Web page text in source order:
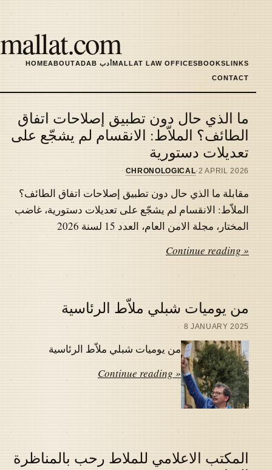
main
content
mallat.com
HOMEABOUT ADAB أدبMALLAT LAW OFFICESBOOKSLINKS
CONTACT
Latest
articles
ما الذي حال دون تطبيق إصلاحات اتفاق
الطائف؟ الملاّط: الانقسام لم يشجّع على
تعديلات دستورية
2 APRIL 2026
·
CHRONOLOGICAL
مقابلة ما الذي حال دون تطبيق إصلاحات اتفاق الطائف؟
الملاّط: الانقسام لم يشجّع على تعديلات دستورية، غاضب
المختار، مجلة الامن العام، العدد 15 لسنة 2026
Continue reading »
من يوميات شبلي ملاّط الرئاسية
8 JANUARY 2025
من يوميات شبلي ملاّط الرئاسية
Continue reading »
المكتب الاعلامي للملاط رحب بالمناظرة